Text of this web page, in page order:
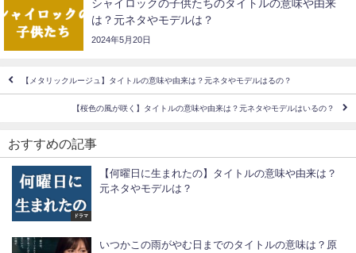
シャイロックの子供たちのタイトルの意味や由来
は？元ネタやモデルは？
2024年5月20日
【メタリックルージュ】タイトルの意味や由来は？元ネタやモデルはるの？
【桜色の風が咲く】タイトルの意味や由来は？元ネタやモデルはいるの？
おすすめの記事
ドラマ
【何曜日に生まれたの】タイトルの意味や由来は？
元ネタやモデルは？
いつかこの雨がやむ日までのタイトルの意味は？原